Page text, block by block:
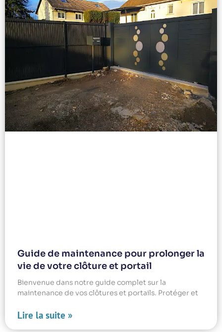
Guide de maintenance pour prolonger la
vie de votre clôture et portail
Bienvenue dans notre guide complet sur la
maintenance de vos clôtures et portails. Protéger et
Lire la suite »